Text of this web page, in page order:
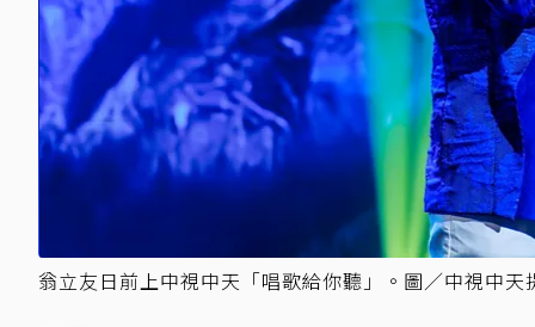
翁立友日前上中視中天「唱歌給你聽」。圖／中視中天